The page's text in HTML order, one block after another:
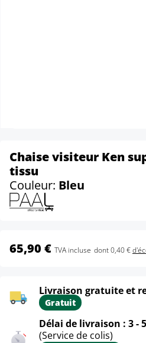
Chaise visiteur Ken
tissu
Couleur: Bleu
65,90 € TVA incluse dont 0,40 €
Livraison gratuite et
Gratuit
Délai de livraison : 3 -
(Service de colis)